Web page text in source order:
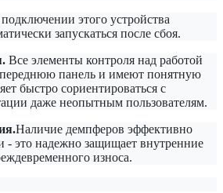
этого устройства
запускаться после сбоя.
Все элементы контроля над работой
переднюю панель и имеют понятную
быстро сориентироваться с
даже неопытным пользователям.
Наличие демпферов эффективно
- это надежно защищает внутренние
износа.